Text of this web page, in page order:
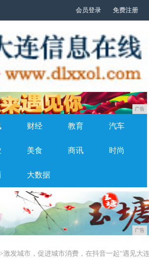
会员登录 免费注册
广告
财经 教育 汽车
美食 商讯 时尚
大数据
广告
>激发城市，促进城市消费，在抖音一起“遇见大